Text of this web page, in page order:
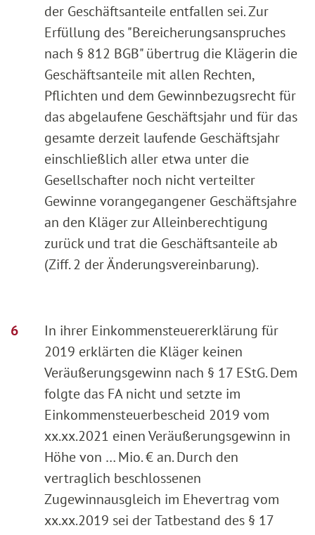
der Geschäftsanteile entfallen sei. Zur
Erfüllung des "Bereicherungsanspruches
nach § 812 BGB" übertrug die Klägerin die
Geschäftsanteile mit allen Rechten,
Pflichten und dem Gewinnbezugsrecht für
das abgelaufene Geschäftsjahr und für das
gesamte derzeit laufende Geschäftsjahr
einschließlich aller etwa unter die
Gesellschafter noch nicht verteilter
Gewinne vorangegangener Geschäftsjahre
an den Kläger zur Alleinberechtigung
zurück und trat die Geschäftsanteile ab
(Ziff. 2 der Änderungsvereinbarung).
In ihrer Einkommensteuererklärung für
2019 erklärten die Kläger keinen
Veräußerungsgewinn nach § 17 EStG. Dem
folgte das FA nicht und setzte im
Einkommensteuerbescheid 2019 vom
xx.xx.2021 einen Veräußerungsgewinn in
Höhe von … Mio. € an. Durch den
vertraglich beschlossenen
Zugewinnausgleich im Ehevertrag vom
xx.xx.2019 sei der Tatbestand des § 17